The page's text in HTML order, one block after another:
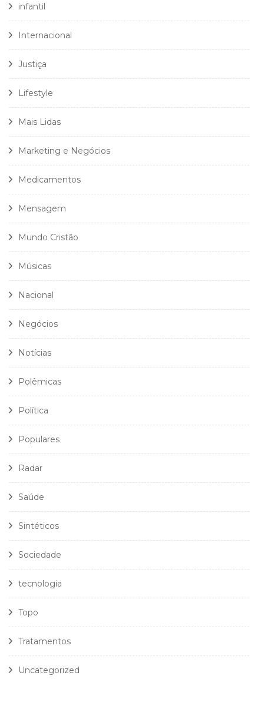
infantil
Internacional
Justiça
Lifestyle
Mais Lidas
Marketing e Negócios
Medicamentos
Mensagem
Mundo Cristão
Músicas
Nacional
Negócios
Notícias
Polêmicas
Política
Populares
Radar
Saúde
Sintéticos
Sociedade
tecnologia
Topo
Tratamentos
Uncategorized